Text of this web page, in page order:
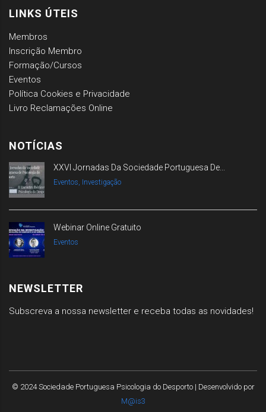
LINKS ÚTEIS
Membros
Inscrição Membro
Formação/Cursos
Eventos
Política Cookies e Privacidade
Livro Reclamações Online
NOTÍCIAS
XXVI Jornadas Da Sociedade Portuguesa De...
Eventos, Investigação
Webinar Online Gratuito
Eventos
NEWSLETTER
Subscreva a nossa newsletter e receba todas as novidades!
© 2024 Sociedade Portuguesa Psicologia do Desporto | Desenvolvido por
M@is3